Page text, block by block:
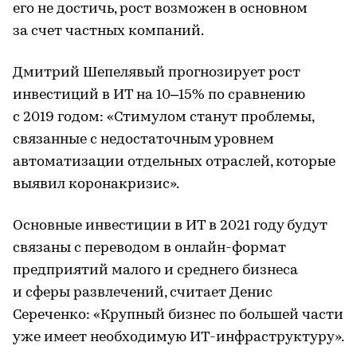
его не достичь, рост возможен в основном
за счет частных компаний.
Дмитрий Шепелявый прогнозирует рост
инвестиций в ИТ на 10–15% по сравнению
с 2019 годом: «Стимулом станут проблемы,
связанные с недостаточным уровнем
автоматизации отдельных отраслей, которые
выявил коронакризис».
Основные инвестиции в ИТ в 2021 году будут
связаны c переводом в онлайн-формат
предприятий малого и среднего бизнеса
и сферы развлечений, считает Денис
Сереченко: «Крупный бизнес по большей части
уже имеет необходимую ИТ-инфраструктуру».